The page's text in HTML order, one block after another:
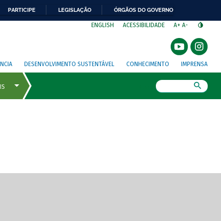
PARTICIPE LEGISLAÇÃO ÓRGÃOS DO GOVERNO
ENGLISH ACESSIBILIDADE A+ A-
DESENVOLVIMENTO SUSTENTÁVEL CONHECIMENTO IMPRENSA
de tela